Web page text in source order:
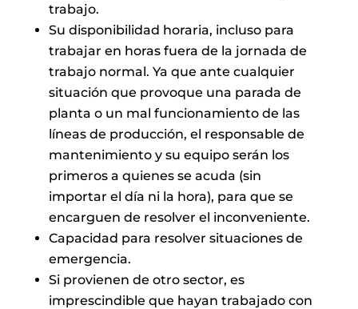
trabajo.
Su disponibilidad horaria, incluso para
trabajar en horas fuera de la jornada de
trabajo normal. Ya que ante cualquier
situación que provoque una parada de
planta o un mal funcionamiento de las
líneas de producción, el responsable de
mantenimiento y su equipo serán los
primeros a quienes se acuda (sin
importar el día ni la hora), para que se
encarguen de resolver el inconveniente.
Capacidad para resolver situaciones de
emergencia.
Si provienen de otro sector, es
imprescindible que hayan trabajado con